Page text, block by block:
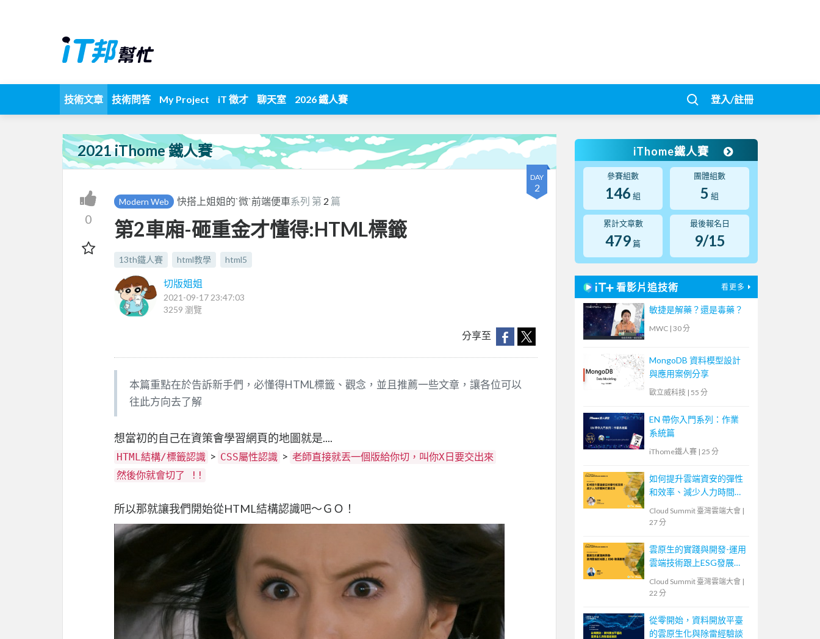
技術文章 技術問答 My Project iT 徵才 聊天室 2026 鐵人賽 登入/註冊
2021 iThome 鐵人賽
DAY
2
0
Modern Web 快搭上姐姐的`微`前端便車系列 第 2 篇
第2車廂-砸重金才懂得:HTML標籤
13th鐵人賽 html教學 html5
切版姐姐
2021-09-17 23:47:03
3259 瀏覽
分享至
本篇重點在於告訴新手們，必懂得HTML標籤、觀念，並且推薦一些文章，讓各位可以
往此方向去了解
想當初的自己在資策會學習網頁的地圖就是....
HTML結構/標籤認識 > CSS屬性認識 > 老師直接就丟一個版給你切，叫你X日要交出來
然後你就會切了 !!
所以那就讓我們開始從HTML結構認識吧～ＧＯ！
iThome鐵人賽
參賽組數
146 組
團體組數
5 組
累計文章數
479 篇
最後報名日
9/15
看影片追技術 看更多
敏捷是解藥？還是毒藥？
MWC | 30 分
MongoDB 資料模型設計
與應用案例分享
歐立威科技 | 55 分
EN 帶你入門系列：作業
系統篇
iThome鐵人賽 | 25 分
如何提升雲端資安的彈性
和效率、減少人力時間與
Cloud Summit 臺灣雲端大會 |
27 分
雲原生的實踐與開發-運用
雲端技術跟上ESG發展趨
Cloud Summit 臺灣雲端大會 |
22 分
從零開始，資料開放平臺
的雲原生化與除雷經驗談